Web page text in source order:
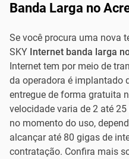
Banda Larga no
Se você procura uma nova
SKY Internet banda larga
Internet tem por meio de
da operadora é implantado
entregue de forma gratuita
velocidade varia de 2 até
no momento do uso,
alcançar até 80 gigas de
contratação. Confira mais